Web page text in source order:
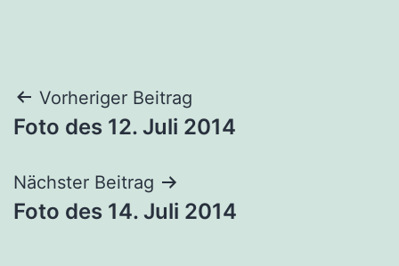
Beitragsnavigation
Vorheriger Beitrag
Foto des 12. Juli 2014
Nächster Beitrag
Foto des 14. Juli 2014